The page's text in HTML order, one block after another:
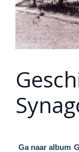
Ga naar album